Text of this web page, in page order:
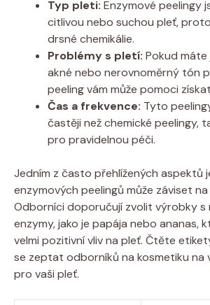
Typ pleti: Enzymové peelingy
citlivou nebo suchou pleť,
drsné chemikálie.
Problémy s pletí: Pokud máte
akné nebo nerovnoměrný tón
peeling vám může pomoci
Čas a frekvence: Tyto
častěji než chemické peelingy,
pro pravidelnou péči.
Jedním z často přehlížených aspektů
enzymových peelingů může záviset na
Odborníci doporučují zvolit výrobky s
enzymy, jako je papája nebo ananas,
velmi pozitivní vliv na pleť. Čtěte
se zeptat odborníků na kosmetiku
pro vaši pleť.